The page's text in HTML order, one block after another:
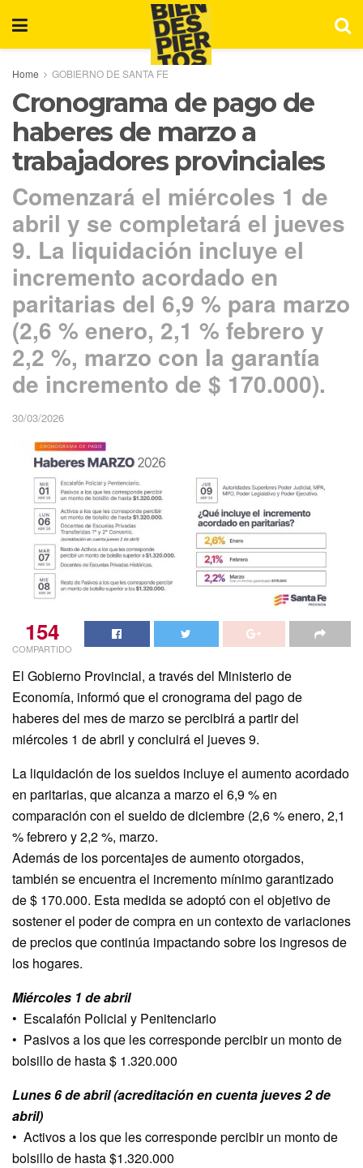
Home GOBIERNO DE SANTA FE
Cronograma de pago de
haberes de marzo a
trabajadores provinciales
Comenzará el miércoles 1 de
abril y se completará el jueves
9. La liquidación incluye el
incremento acordado en
paritarias del 6,9 % para marzo
(2,6 % enero, 2,1 % febrero y
2,2 %, marzo con la garantía
de incremento de $ 170.000).
30/03/2026
154
COMPARTIDO
El Gobierno Provincial, a través del Ministerio de
Economía, informó que el cronograma del pago de
haberes del mes de marzo se percibirá a partir del
miércoles 1 de abril y concluirá el jueves 9.
La liquidación de los sueldos incluye el aumento acordado
en paritarias, que alcanza a marzo el 6,9 % en
comparación con el sueldo de diciembre (2,6 % enero, 2,1
% febrero y 2,2 %, marzo.
Además de los porcentajes de aumento otorgados,
también se encuentra el incremento mínimo garantizado
de $ 170.000. Esta medida se adoptó con el objetivo de
sostener el poder de compra en un contexto de variaciones
de precios que continúa impactando sobre los ingresos de
los hogares.
Miércoles 1 de abril
•⁠ ⁠Escalafón Policial y Penitenciario
•⁠ ⁠Pasivos a los que les corresponde percibir un monto de
bolsillo de hasta $ 1.320.000
Lunes 6 de abril (acreditación en cuenta jueves 2 de
abril)
•⁠ ⁠Activos a los que les corresponde percibir un monto de
bolsillo de hasta $1.320.000